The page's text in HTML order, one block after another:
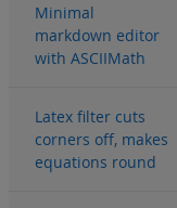
Minimal
markdown editor
with ASCIIMath
Latex filter cuts
corners off, makes
equations round